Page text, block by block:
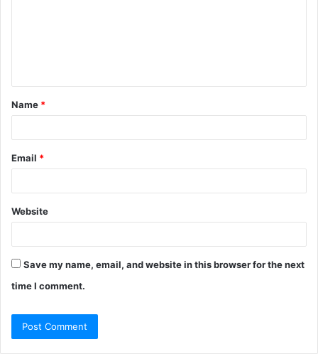
t
*
Name *
Email *
Website
Save my name, email, and website in this browser for the next
time I comment.